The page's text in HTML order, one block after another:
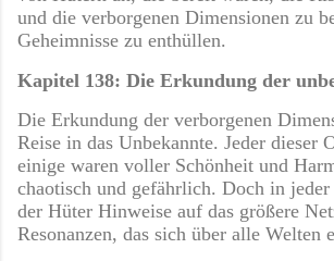
und die verborgenen Dimensionen zu
Geheimnisse zu enthüllen.
Kapitel 138: Die Erkundung der
Die Erkundung der verborgenen
Reise in das Unbekannte. Jeder dieser
einige waren voller Schönheit und
chaotisch und gefährlich. Doch in
der Hüter Hinweise auf das größere
Resonanzen, das sich über alle Welten